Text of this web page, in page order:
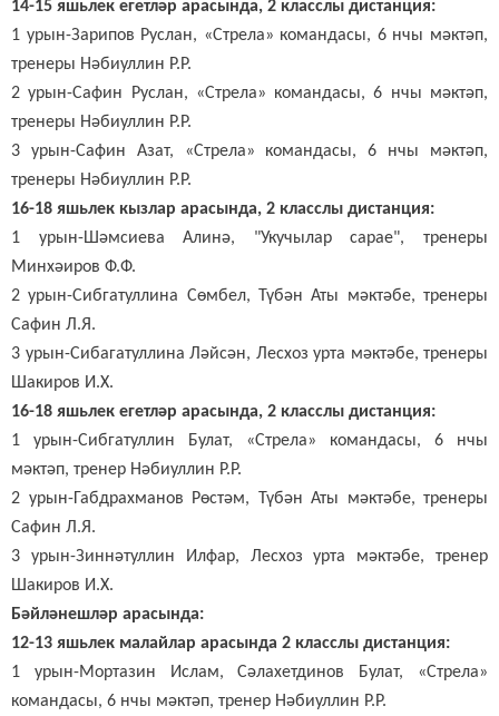
14-15 яшьлек егетләр арасында, 2 класслы дистанция:
1 урын-Зарипов Руслан, «Стрела» командасы, 6 нчы мәктәп,
тренеры Нәбиуллин Р.Р.
2 урын-Сафин Руслан, «Стрела» командасы, 6 нчы мәктәп,
тренеры Нәбиуллин Р.Р.
3 урын-Сафин Азат, «Стрела» командасы, 6 нчы мәктәп,
тренеры Нәбиуллин Р.Р.
16-18 яшьлек кызлар арасында, 2 класслы дистанция:
1 урын-Шәмсиева Алинә, "Укучылар сарае", тренеры
Минхәиров Ф.Ф.
2 урын-Сибгатуллина Сөмбел, Түбән Аты мәктәбе, тренеры
Сафин Л.Я.
3 урын-Сибагатуллина Ләйсән, Лесхоз урта мәктәбе, тренеры
Шакиров И.Х.
16-18 яшьлек егетләр арасында, 2 класслы дистанция:
1 урын-Сибгатуллин Булат, «Стрела» командасы, 6 нчы
мәктәп, тренер Нәбиуллин Р.Р.
2 урын-Габдрахманов Рөстәм, Түбән Аты мәктәбе, тренеры
Сафин Л.Я.
3 урын-Зиннәтуллин Илфар, Лесхоз урта мәктәбе, тренер
Шакиров И.Х.
Бәйләнешләр арасында:
12-13 яшьлек малайлар арасында 2 класслы дистанция:
1 урын-Мортазин Ислам, Сәлахетдинов Булат, «Стрела»
командасы, 6 нчы мәктәп, тренер Нәбиуллин Р.Р.